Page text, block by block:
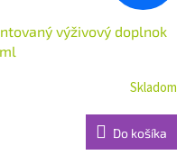
výživový doplnok
Skladom
Do košíka